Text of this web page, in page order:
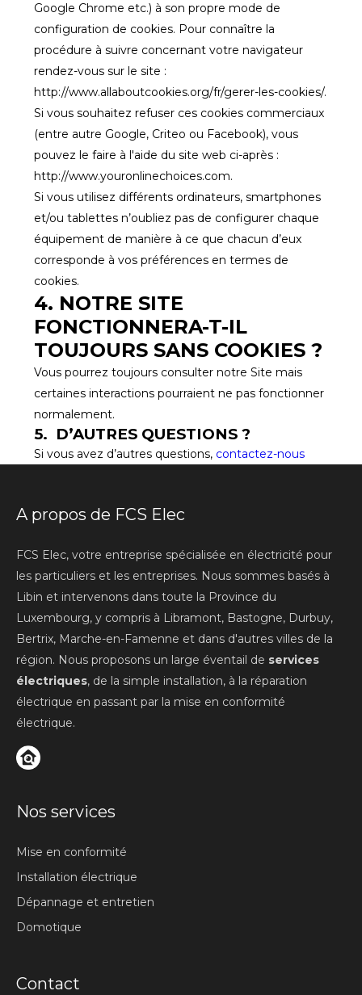
Google Chrome etc.) à son propre mode de
configuration de cookies. Pour connaître la
procédure à suivre concernant votre navigateur
rendez-vous sur le site :
http://www.allaboutcookies.org/fr/gerer-les-cookies/.
Si vous souhaitez refuser ces cookies commerciaux
(entre autre Google, Criteo ou Facebook), vous
pouvez le faire à l'aide du site web ci-après :
http://www.youronlinechoices.com.
Si vous utilisez différents ordinateurs, smartphones
et/ou tablettes n’oubliez pas de configurer chaque
équipement de manière à ce que chacun d’eux
corresponde à vos préférences en termes de
cookies.
4. NOTRE SITE
FONCTIONNERA-T-IL
TOUJOURS SANS COOKIES ?
Vous pourrez toujours consulter notre Site mais
certaines interactions pourraient ne pas fonctionner
normalement.
5. D’AUTRES QUESTIONS ?
Si vous avez d’autres questions, contactez-nous
A propos de FCS Elec
FCS Elec, votre entreprise spécialisée en électricité pour
les particuliers et les entreprises. Nous sommes basés à
Libin et intervenons dans toute la Province du
Luxembourg, y compris à Libramont, Bastogne, Durbuy,
Bertrix, Marche-en-Famenne et dans d'autres villes de la
région. Nous proposons un large éventail de services
électriques, de la simple installation, à la réparation
électrique en passant par la mise en conformité
électrique.
Nos services
Mise en conformité
Installation électrique
Dépannage et entretien
Domotique
Contact